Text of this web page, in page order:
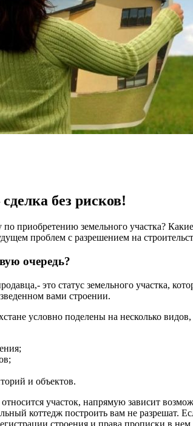
без рисков!
по приобретению земельного участка?
проблем с разрешением на
очередь?
это статус земельного участка,
вами строении.
условно поделены на несколько
и объектов.
участок, напрямую зависит
коттедж построить вам не разрешат.
строения и права прописки в нем.